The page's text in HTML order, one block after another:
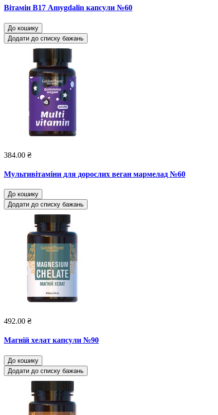
Вітамін В17 Amygdalin капсули №60
До кошику
Додати до списку бажань
384.00 ₴
Мультивітаміни для дорослих веган мармелад №60
До кошику
Додати до списку бажань
492.00 ₴
Магній хелат капсули №90
До кошику
Додати до списку бажань